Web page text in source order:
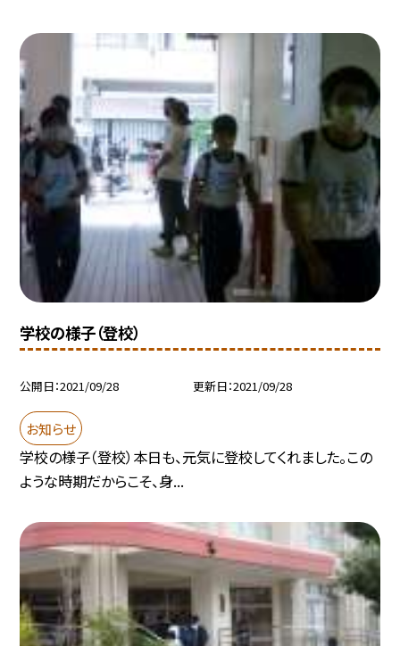
学校の様子（登校）
公開日 2021/09/28 更新日 2021/09/28
お知らせ
学校の様子（登校）本日も、元気に登校してくれました。この
ような時期だからこそ、身...